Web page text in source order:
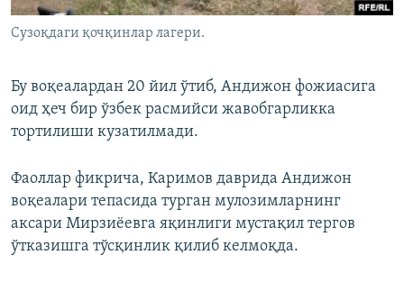
Сузоқдаги қочқинлар лагери.
Бу воқеалардан 20 йил ўтиб, Андижон фожиасига
оид ҳеч бир ўзбек расмийси жавобгарликка
тортилиши кузатилмади.
Фаоллар фикрича, Каримов даврида Андижон
воқеалари тепасида турган мулозимларнинг
аксари Мирзиёевга яқинлиги мустақил тергов
ўтказишга тўсқинлик қилиб келмоқда.